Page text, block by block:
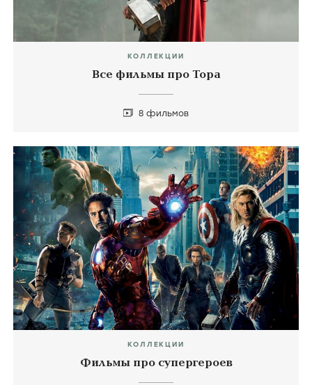
КОЛЛЕКЦИИ
Все фильмы про Тора
8 фильмов
КОЛЛЕКЦИИ
Фильмы про супергероев